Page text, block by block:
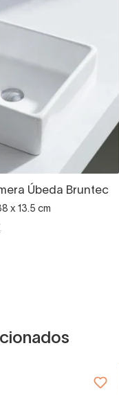
Úbeda Bruntec
x 13.5 cm